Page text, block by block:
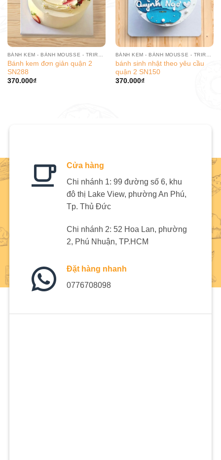
Bánh kem đơn giản quận 2
SN288
370.000₫
bánh sinh nhật theo yêu cầu
quận 2 SN150
370.000₫
Cửa hàng
Chi nhánh 1: 99 đường số 6, khu
đô thị Lake View, phường An Phú,
Tp. Thủ Đức
Chi nhánh 2: 52 Hoa Lan, phường
2, Phú Nhuận, TP.HCM
Đặt hàng nhanh
0776708098